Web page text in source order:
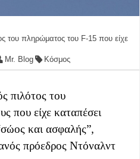
του πληρώματος του F-15 που είχε
Mr. Blog Κόσμος
πιλότος του
που είχε καταπέσει
και ασφαλής”,
πρόεδρος Ντόναλντ